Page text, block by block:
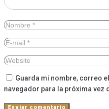
Guarda mi nombre, correo
navegador para la próxima vez